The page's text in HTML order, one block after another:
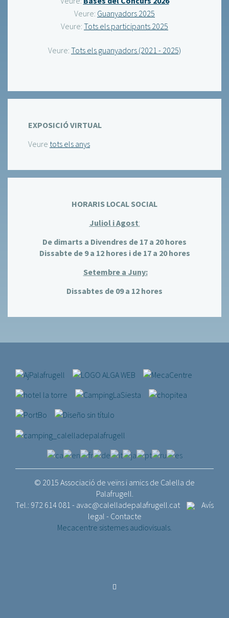
Veure: Guanyadors 2025
Veure: Tots els participants 2025
Veure: Tots els guanyadors (2021 - 2025)
EXPOSICIÓ VIRTUAL
Veure tots els anys
HORARIS LOCAL SOCIAL
Juliol i Agost:
De dimarts a Divendres de 17 a 20 hores
Dissabte de 9 a 12 hores i de 17 a 20 hores
Setembre a Juny:
Dissabtes de 09 a 12 hores
© 2015 Associació de veïns i amics de Calella de
Palafrugell.
Tel.: 972 614 081 - avac@calelladepalafrugell.cat
Avís
legal - Contacte
Mecacentre sistemes audiovisuals.